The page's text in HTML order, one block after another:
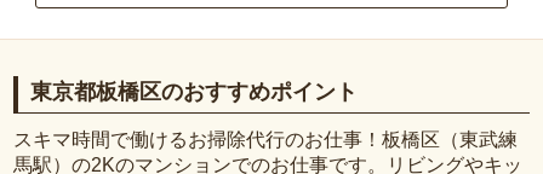
東京都板橋区のおすすめポイント
スキマ時間で働けるお掃除代行のお仕事！板橋区（東武練
馬駅）の2Kのマンションでのお仕事です。リビングやキッ